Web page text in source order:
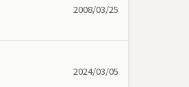
2008/03/25
2024/03/05